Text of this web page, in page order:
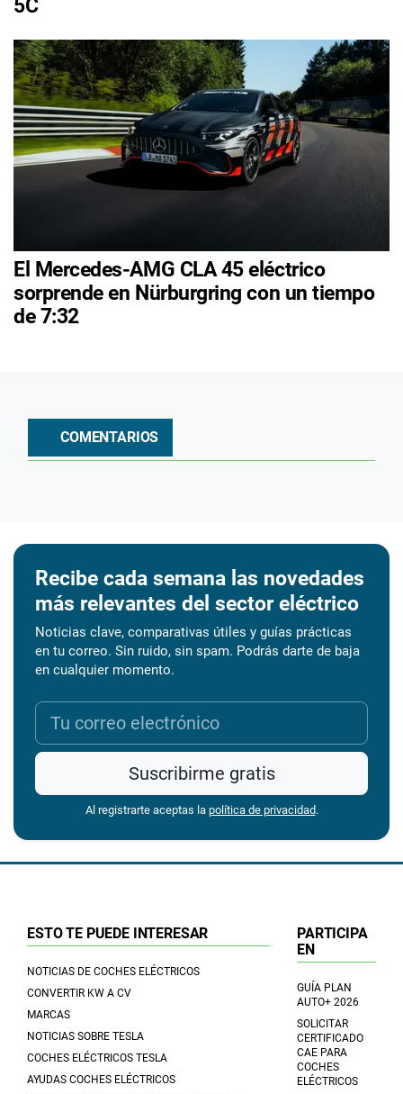
5C
El Mercedes-AMG CLA 45 eléctrico
sorprende en Nürburgring con un tiempo
de 7:32
COMENTARIOS
Recibe cada semana las novedades
más relevantes del sector eléctrico
Noticias clave, comparativas útiles y guías prácticas
en tu correo. Sin ruido, sin spam. Podrás darte de baja
en cualquier momento.
Suscribirme gratis
Al registrarte aceptas la política de privacidad.
ESTO TE PUEDE INTERESAR
NOTICIAS DE COCHES ELÉCTRICOS
CONVERTIR KW A CV
MARCAS
NOTICIAS SOBRE TESLA
COCHES ELÉCTRICOS TESLA
AYUDAS COCHES ELÉCTRICOS
PARTICIPA
EN
GUÍA PLAN
AUTO+ 2026
SOLICITAR
CERTIFICADO
CAE PARA
COCHES
ELÉCTRICOS